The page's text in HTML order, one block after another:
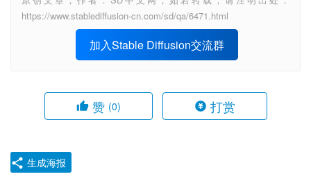
https://www.stablediffusion-cn.com/sd/qa/6471.html
加入Stable Diffusion交流群
赞 (0) 打赏
生成海报